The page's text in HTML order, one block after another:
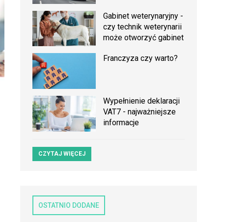
Gabinet weterynaryjny -
czy technik weterynarii
może otworzyć gabinet
Franczyza czy warto?
Wypełnienie deklaracji
VAT7 - najważniejsze
informacje
CZYTAJ WIĘCEJ
OSTATNIO DODANE